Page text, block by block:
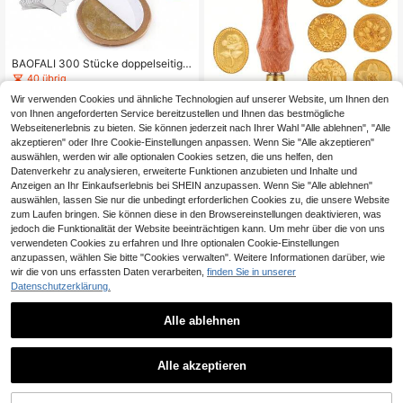
BAOFALI 300 Stücke doppelseitige
Klebstoff-Wachssiegel-Aufkleber, a
endung mit Wachssiegel-Aufkleber
n und Wachssiegel-Rückseite für W
achssiegel (1 Zoll)
40 übrig
4,83€
1 Set Vintage Zahlen- und Wetterm
10 Stücke Goldenes Siegelwachs S
tempel Set mit Holzgriff, Metallsieg
elwachs Stempel Set mit verschied
enen Mustern für Briefe, Grußkarten
und Geschenkdekoration
21 übrig
4,98€
Wir verwenden Cookies und ähnliche Technologien auf unserer Website, um Ihnen den
von Ihnen angeforderten Service bereitzustellen und Ihnen das bestmögliche
Webseitenerlebnis zu bieten. Sie können jederzeit nach Ihrer Wahl "Alle ablehnen", "Alle
akzeptieren" oder Ihre Cookie-Einstellungen anpassen. Wenn Sie "Alle akzeptieren"
auswählen, werden wir alle optionalen Cookies setzen, die uns helfen, den
Datenverkehr zu analysieren, erweiterte Funktionen anzubieten und Inhalte und
Anzeigen an Ihr Einkaufserlebnis bei SHEIN anzupassen. Wenn Sie "Alle ablehnen"
auswählen, lassen Sie nur die unbedingt erforderlichen Cookies zu, die unsere Website
zum Laufen bringen. Sie können diese in den Browsereinstellungen deaktivieren, was
jedoch die Funktionalität der Website beeinträchtigen kann. Um mehr über die von uns
verwendeten Cookies zu erfahren und Ihre optionalen Cookie-Einstellungen
anzupassen, wählen Sie bitte "Cookies verwalten". Weitere Informationen darüber, wie
wir die von uns erfassten Daten verarbeiten, finden Sie in unserer
Datenschutzerklärung.
Alle ablehnen
Alle akzeptieren